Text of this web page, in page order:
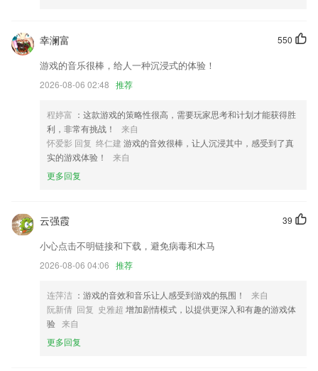
如七而至，全新起航，QQ阅读V0带给你全新的体验
修复优化已知bug。
摄像机灯控开关
联系我们
以上就是jdb电子龙王的介绍，如果您喜欢这款软件，您可以到应用商店
进行打分评论，说出您的使用经历，以帮助我们更好的对产品进行优化修
550
幸澜富
游戏的音乐很棒，给人一种沉浸式的体验！
2026-08-06 02:48 推荐
程婷富 ：这款游戏的策略性很高，需要玩家思考和计划才能获得胜
利，非常有挑战！
来自
怀爱影 回复 终仁建 游戏的音效很棒，让人沉浸其中，感受到了真
实的游戏体验！
来自
更多回复
39
云强霞
小心点击不明链接和下载，避免病毒和木马
2026-08-06 04:06 推荐
连萍洁 ：游戏的音效和音乐让人感受到游戏的氛围！
来自
阮新倩 回复 史雅超 增加剧情模式，以提供更深入和有趣的游戏体
验 来自
更多回复